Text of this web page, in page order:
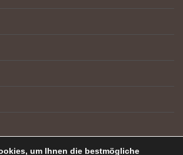
um Ihnen die bestmögliche